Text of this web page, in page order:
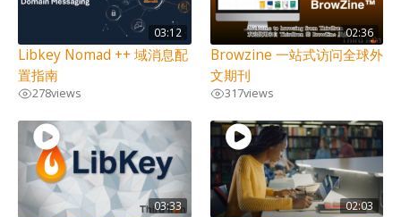
03:12
Libkey Nomad ++ 域消息配
置指南
278views
02:36
Browzine 一站式访问全球外
文期刊
317views
03:33 02:03